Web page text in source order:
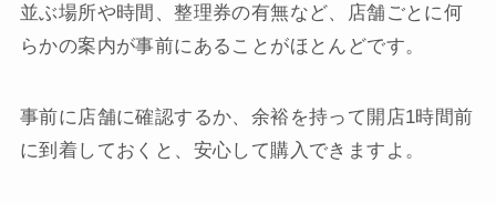
並ぶ場所や時間、整理券の有無など、店舗ごとに何
らかの案内が事前にあることがほとんどです。
事前に店舗に確認するか、余裕を持って開店1時間前
に到着しておくと、安心して購入できますよ。